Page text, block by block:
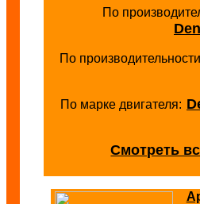
По
По
По марке двигателя:
Смотреть